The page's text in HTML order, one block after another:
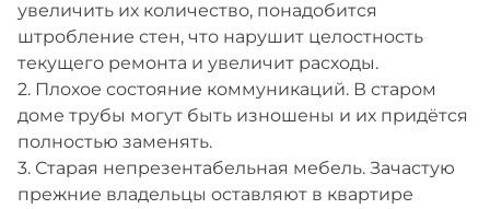
увеличить их количество, понадобится
штробление стен, что нарушит целостность
текущего ремонта и увеличит расходы.
2. Плохое состояние коммуникаций. В старом
доме трубы могут быть изношены и их придётся
полностью заменять.
3. Старая непрезентабельная мебель. Зачастую
прежние владельцы оставляют в квартире